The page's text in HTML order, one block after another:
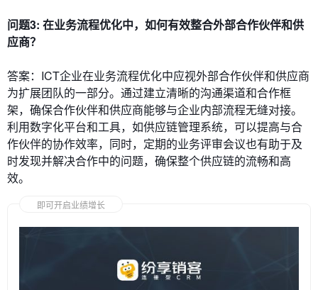
问题3: 在业务流程优化中，如何有效整合外部合作伙伴和供
应商？
答案：ICT企业在业务流程优化中应视外部合作伙伴和供应商
为扩展团队的一部分。通过建立清晰的沟通渠道和合作框
架，确保合作伙伴和供应商能够与企业内部流程无缝对接。
利用数字化平台和工具，如供应链管理系统，可以提高与合
作伙伴的协作效率，同时，定期的业务评审会议也有助于及
时发现并解决合作中的问题，确保整个供应链的流畅和高
效。
即可开启业绩增长